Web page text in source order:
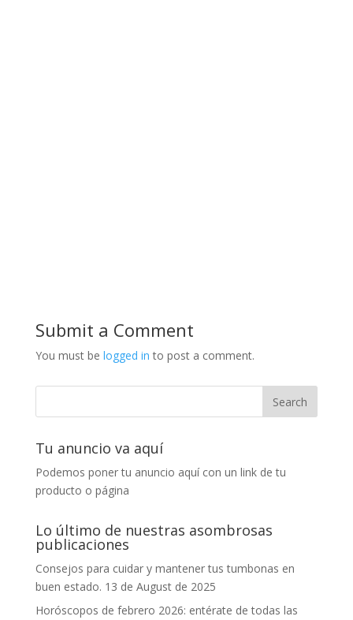
Submit a Comment
You must be logged in to post a comment.
Tu anuncio va aquí
Podemos poner tu anuncio aquí con un link de tu
producto o página
Lo último de nuestras asombrosas
publicaciones
Consejos para cuidar y mantener tus tumbonas en
buen estado. 13 de August de 2025
Horóscopos de febrero 2026: entérate de todas las